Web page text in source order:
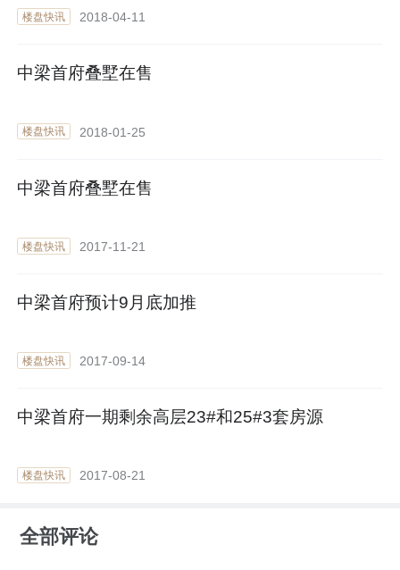
楼盘快讯 2018-04-11
中梁首府叠墅在售
楼盘快讯 2018-01-25
中梁首府叠墅在售
楼盘快讯 2017-11-21
中梁首府预计9月底加推
楼盘快讯 2017-09-14
中梁首府一期剩余高层23#和25#3套房源
楼盘快讯 2017-08-21
全部评论